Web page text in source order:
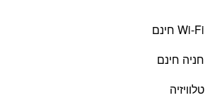
Wi-Fi חינם
חניה חינם
טלוויזיה